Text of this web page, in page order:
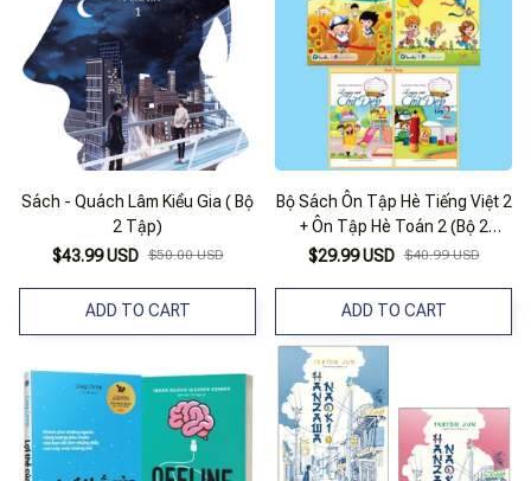
Sách - Quách Lâm Kiều Gia ( Bộ
2 Tập)
$43.99 USD $50.00 USD
ADD TO CART
Bộ Sách Ôn Tập Hè Tiếng Việt 2
+ Ôn Tập Hè Toán 2 (Bộ 2
Cuốn) - Tặng Kèm Sách Luyện
Tập 2
$29.99 USD $40.99 USD
ADD TO CART